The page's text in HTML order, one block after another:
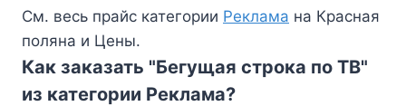
См. весь прайс категории Реклама на Красная
поляна и Цены.
Как заказать "Бегущая строка по ТВ"
из категории Реклама?